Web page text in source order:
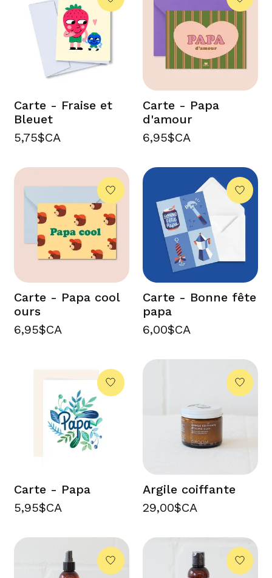
Carte - Fraise et
Bleuet
5,75$CA
Carte - Papa
d'amour
6,95$CA
Carte - Papa cool
ours
6,95$CA
Carte - Bonne fête
papa
6,00$CA
Carte - Papa
5,95$CA
Argile coiffante
29,00$CA